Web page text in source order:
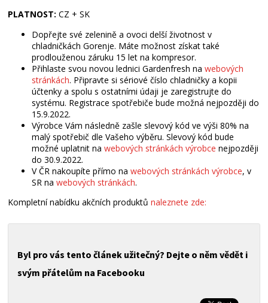
PLATNOST: CZ + SK
Dopřejte své zelenině a ovoci delší životnost v
chladničkách Gorenje. Máte možnost získat také
prodlouženou záruku 15 let na kompresor.
Přihlaste svou novou lednici Gardenfresh nawebových
stránkách. Připravte si sériové číslo chladničky a kopii
účtenky a spolu s ostatními údaji je zaregistrujte do
systému. Registrace spotřebiče bude možná nejpozději do
15.9.2022.
Výrobce Vám následně zašle slevový kód ve výši 80% na
malý spotřebič dle Vašeho výběru. Slevový kód bude
možné uplatnit nawebových stránkách výrobce nejpozději
do 30.9.2022.
V ČR nakoupíte přímo nawebových stránkách výrobce, v
SR nawebových stránkách.
Kompletní nabídku akčních produktůnaleznete zde:
Byl pro vás tento článek užitečný? Dejte o něm vědět i
svým přátelům na Facebooku